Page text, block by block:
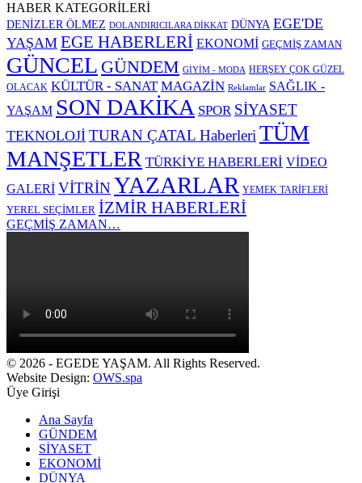
HABER KATEGORİLERİ
DENİZLER ÖLMEZ DOLANDIRICILARA DİKKAT DÜNYA EGE'DE
YAŞAM EGE HABERLERİ EKONOMİ GEÇMİŞ ZAMAN
GÜNCEL GÜNDEM GİYİM - MODA HERŞEY ÇOK GÜZEL
OLACAK KÜLTÜR - SANAT MAGAZİN Reklamlar SAĞLIK -
YAŞAM SON DAKİKA SPOR SİYASET
TEKNOLOJİ TURAN ÇATAL Haberleri TÜM
MANŞETLER TÜRKİYE HABERLERİ VİDEO
GALERİ VİTRİNYAZARLAR YEMEK TARİFLERİ
YEREL SEÇİMLER İZMİR HABERLERİ
GEÇMİŞ ZAMAN…
© 2026 - EGEDE YAŞAM. All Rights Reserved.
Website Design: OWS.spa
Üye Girişi
Ana Sayfa
GÜNDEM
SİYASET
EKONOMİ
DÜNYA